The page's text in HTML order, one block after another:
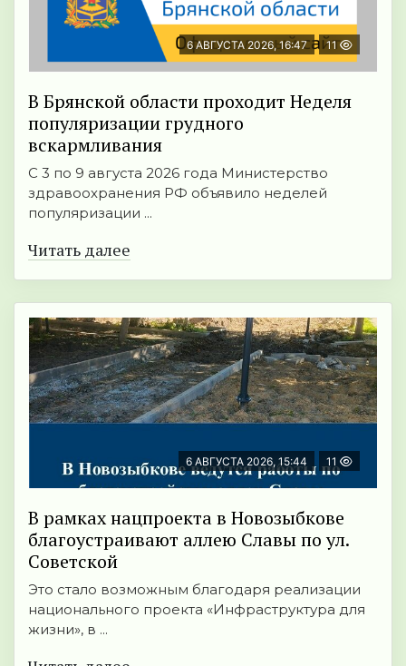
6 АВГУСТА 2026, 16:47 11
В Брянской области проходит Неделя
популяризации грудного
вскармливания
С 3 по 9 августа 2026 года Министерство
здравоохранения РФ объявило неделей
популяризации ...
Читать далее
6 АВГУСТА 2026, 15:44 11
В рамках нацпроекта в Новозыбкове
благоустраивают аллею Славы по ул.
Советской
Это стало возможным благодаря реализации
национального проекта «Инфраструктура для
жизни», в ...